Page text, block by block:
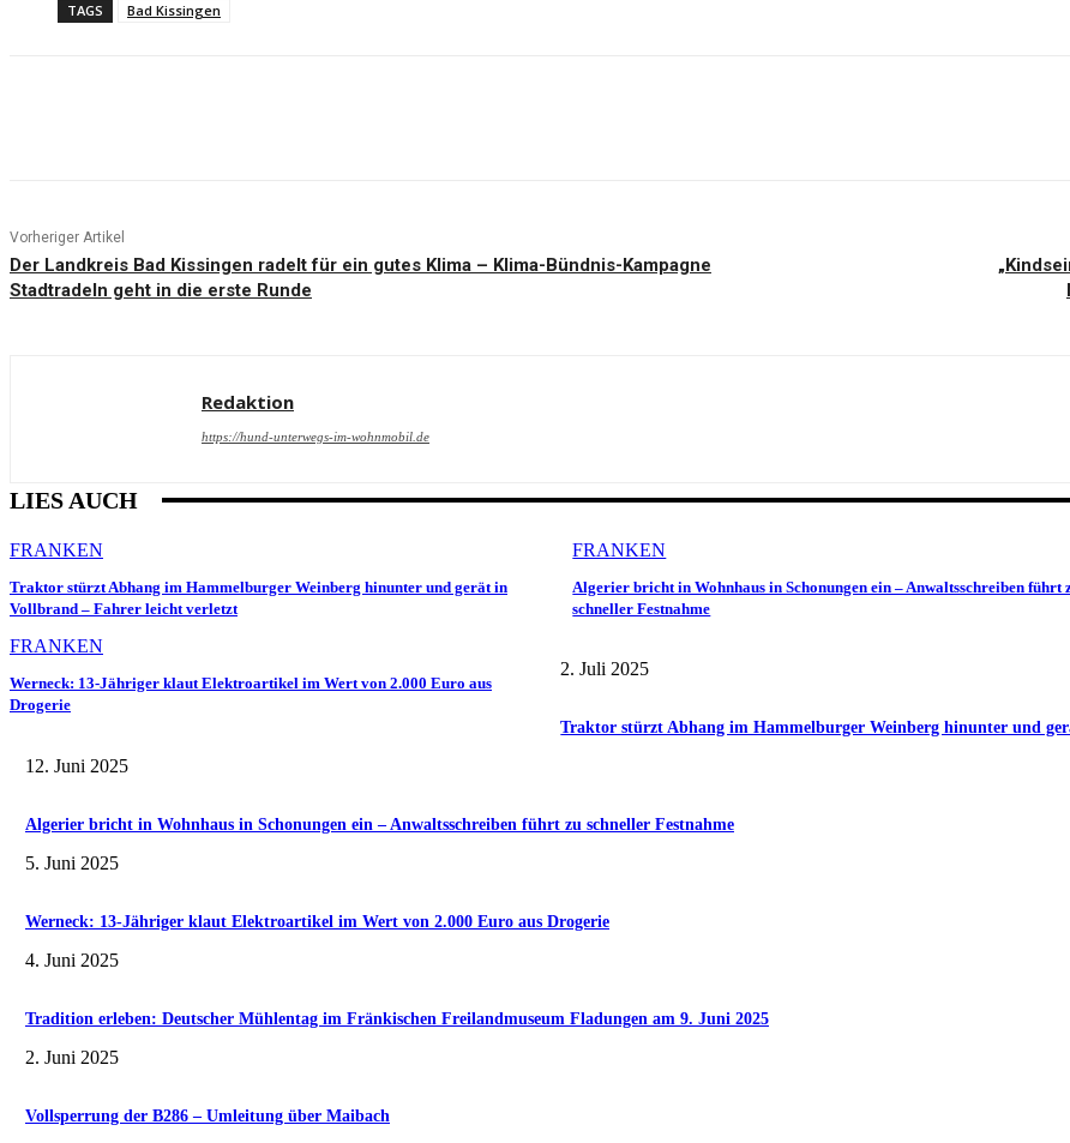
TAGS Bad Kissingen
Vorheriger Artikel
Der Landkreis Bad Kissingen radelt für ein gutes Klima – Klima-Bündnis-Kampagne
Stadtradeln geht in die erste Runde
Redaktion
https://hund-unterwegs-im-wohnmobil.de
LIES AUCH
FRANKEN
Traktor stürzt Abhang im Hammelburger Weinberg hinunter und gerät in
Vollbrand – Fahrer leicht verletzt
FRANKEN
Algerier bricht in Wohnhaus in Schonungen ein – Anwaltsschreiben führt
schneller Festnahme
FRANKEN
Werneck: 13-Jähriger klaut Elektroartikel im Wert von 2.000 Euro aus
Drogerie
2. Juli 2025
Traktor stürzt Abhang im Hammelburger Weinberg hinunter und
12. Juni 2025
Algerier bricht in Wohnhaus in Schonungen ein – Anwaltsschreiben führt zu schneller Festnahme
5. Juni 2025
Werneck: 13-Jähriger klaut Elektroartikel im Wert von 2.000 Euro aus Drogerie
4. Juni 2025
Tradition erleben: Deutscher Mühlentag im Fränkischen Freilandmuseum Fladungen am 9. Juni 2025
2. Juni 2025
Vollsperrung der B286 – Umleitung über Maibach